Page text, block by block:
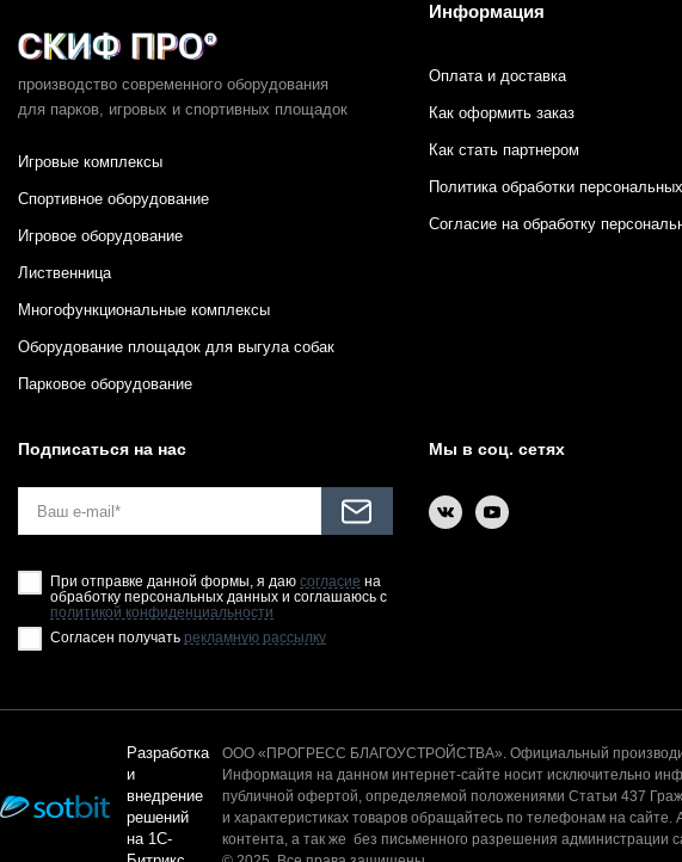
производство современного оборудования
для парков, игровых и спортивных площадок
Игровые комплексы
Спортивное оборудование
Игровое оборудование
Лиственница
Многофункциональные комплексы
Оборудование площадок для выгула собак
Парковое оборудование
Информация
Оплата и доставка
Как оформить заказ
Как стать партнером
Политика обработки
Согласие на обработку
Подписаться на нас
При отправке данной формы, я даю согласие на
обработку персональных данных и соглашаюсь с
политикой конфиденциальности
Согласен получать рекламную рассылку
Мы в соц. сетях
Разработка
и
внедрение
решений
на 1С-
ООО «ПРОГРЕСС БЛАГОУСТРОЙСТВА». Официальный
Информация на данном интернет-сайте носит исключительно
публичной офертой, определяемой положениями Статьи 437
и характеристиках товаров обращайтесь по телефонам на
контента, а так же без письменного разрешения администрации